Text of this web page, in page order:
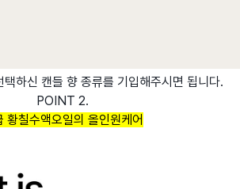
하신 캔들 향 종류를 기입해주시면 됩니다.
POINT 2.
황칠수액오일의 올인원케어